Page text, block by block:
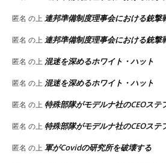
匿名 の上 連邦準備制度理事会における銃撃
匿名 の上 連邦準備制度理事会における銃撃
匿名 の上 混迷を深めるホワイト・ハット
匿名 の上 混迷を深めるホワイト・ハット
匿名 の上 特殊部隊がモデルナ社のCEOステ
匿名 の上 特殊部隊がモデルナ社のCEOステ
匿名 の上 軍がCovidの研究所を破壊する